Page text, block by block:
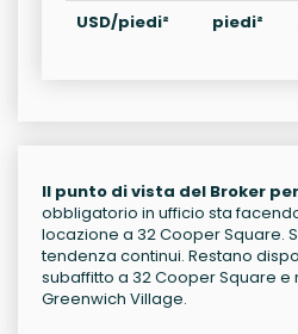
USD/piedi² piedi²
Il punto di vista del Broker
obbligatorio in ufficio sta
locazione a 32 Cooper Square.
tendenza continui. Restano
subaffitto a 32 Cooper Square e
Greenwich Village.